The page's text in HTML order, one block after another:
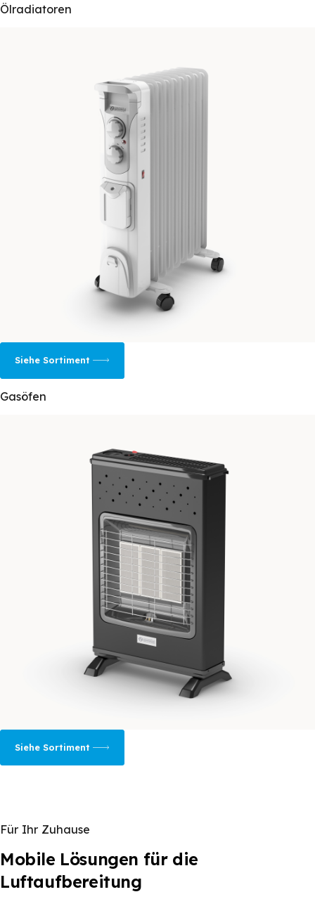
Ölradiatoren
Siehe Sortiment
Gasöfen
Siehe Sortiment
Für Ihr Zuhause
Mobile Lösungen für die
Luftaufbereitung